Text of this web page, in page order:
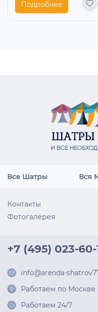
Подробнее
Все Шатры Вся
Контакты
Фотогалерея
+7 (495) 023-60-
info@arenda-
Работаем по
Работаем 24/7